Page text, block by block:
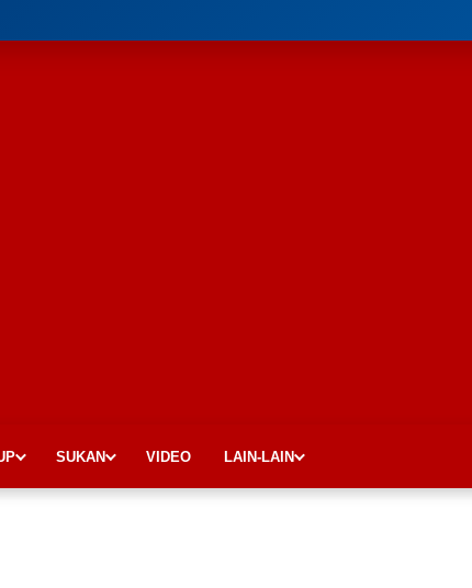
SUKAN VIDEO LAIN-LAIN